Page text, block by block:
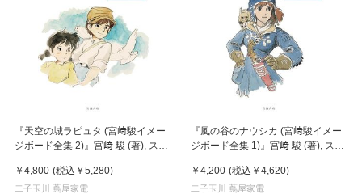
『天空の城ラピュタ (宮﨑駿イメー
ジボード全集 2)』宮﨑 駿 (著), スタ
￥4,800 (税込 ￥5,280)
二子玉川 蔦屋家電
『風の谷のナウシカ (宮﨑駿イメー
ジボード全集 1)』宮﨑 駿 (著), スタ
￥4,200 (税込 ￥4,620)
二子玉川 蔦屋家電